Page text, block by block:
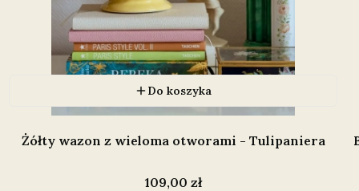
Do koszyka
Żółty wazon z wieloma otworami - Tulipaniera
Cena
109,00 zł